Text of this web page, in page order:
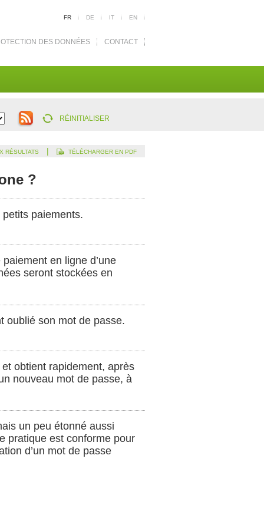
FR DE IT EN
DES DONNÉES CONTACT
RÉINITIALISER
RÉSULTATS | TÉLÉCHARGER EN PDF
?
paiements.
en ligne d’une
seront stockées en
oublié son mot de passe.
obtient rapidement, après
nouveau mot de passe, à
un peu étonné aussi
pratique est conforme pour
d’un mot de passe